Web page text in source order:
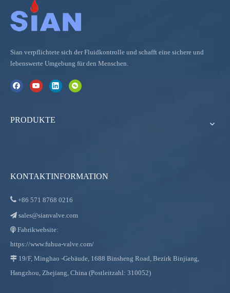
Sian verpflichtete sich der Fluidkontrolle und schafft eine sichere und
lebenswerte Umgebung für den Menschen.
PRODUKTE
KONTAKTINFORMATION
 +86 571 8768 0216
 sales@sianvalve.com
 Fabrikwebsite:
https://www.fuhua-valve.com/
 19/F, Minghao -Gebäude, 1688 Binsheng Road, Bezirk Binjiang,
Hangzhou, Zhejiang, China (Postleitzahl: 310052)